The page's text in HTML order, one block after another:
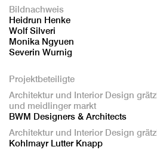
Bildnachweis
Heidrun Henke
Wolf Silveri
Monika Ngyuen
Severin Wurnig
Projektbeteiligte
Architektur und Interior Design
und meidlinger markt
BWM Designers & Architects
Architektur und Interior Design
Kohlmayr Lutter Knapp